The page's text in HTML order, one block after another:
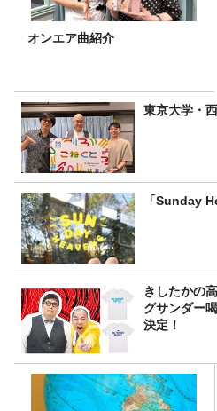
オンエア曲紹介
東京大学・
「Sunday
きしたかの
グサンダー
決定！